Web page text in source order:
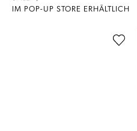
IM POP-UP STORE ERHÄLTLICH